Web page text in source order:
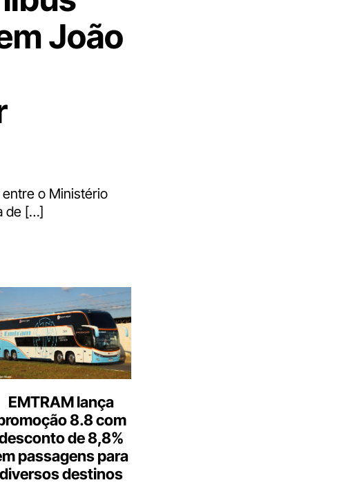
João
entre o Ministério
de […]
EMTRAM lança
8.8 com
de 8,8%
passagens para
diversos destinos